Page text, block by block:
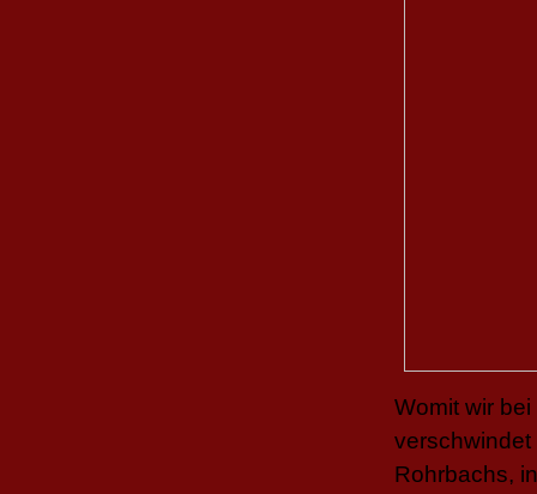
Womit wir
verschwindet
Rohrbachs,